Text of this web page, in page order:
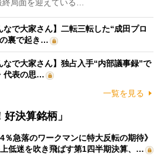
局面を迎えている…
なで大家さん】二転三転した“成田プロ
裏で起き…
なで大家さん】独占入手“内部議事録”で
代表の思…
一覧を見る
決算銘柄」
％急落のワークマンに特大反転の期待》
低迷を吹き飛ばす第1四半期決算、…